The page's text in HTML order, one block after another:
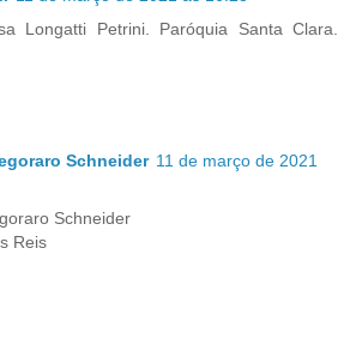
Longatti Petrini. Paróquia Santa Clara.
Schneider 11 de março de 2021
Schneider
Reis